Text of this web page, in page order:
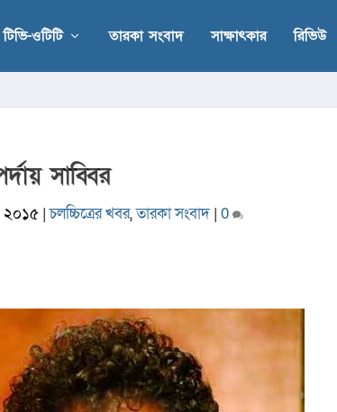
টিভি-ওটিটি তারকা সংবাদ সাক্ষাৎকার রিভিউ
সাব্বির
২০১৫|চলচ্চিত্রের খবর,তারকা সংবাদ| 0